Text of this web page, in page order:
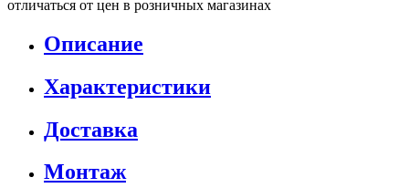
отличаться от цен в розничных магазинах
Описание
Характеристики
Доставка
Монтаж